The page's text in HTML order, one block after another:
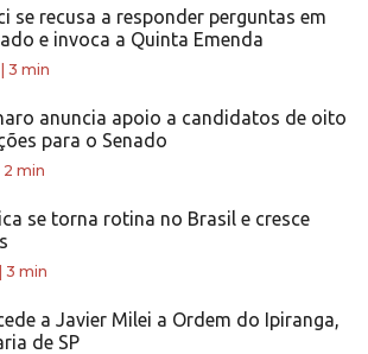
se recusa a responder perguntas em
e invoca a Quinta Emenda
3 min
anuncia apoio a candidatos de oito
para o Senado
2 min
se torna rotina no Brasil e cresce
3 min
a Javier Milei a Ordem do Ipiranga,
de SP